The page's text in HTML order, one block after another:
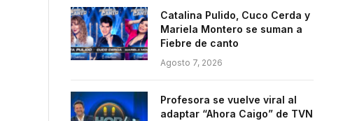
Catalina Pulido, Cuco Cerda y
Mariela Montero se suman a
Fiebre de canto
Agosto 7, 2026
Profesora se vuelve viral al
adaptar “Ahora Caigo” de TVN